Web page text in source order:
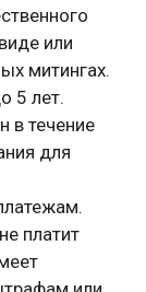
или
митингах.
5 лет.
в течение
для
платит